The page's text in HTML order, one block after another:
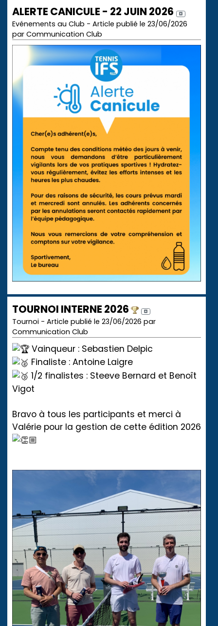
ALERTE CANICULE - 22 JUIN 2026
Evénements au Club - Article publié le 23/06/2026
par Communication Club
TOURNOI INTERNE 2026
Tournoi - Article publié le 23/06/2026 par
Communication Club
Vainqueur : Sebastien Delpic
Finaliste : Antoine Laigre
1/2 finalistes : Steeve Bernard et Benoît
Vigot
Bravo à tous les participants et merci à
Valérie pour la gestion de cette édition 2026